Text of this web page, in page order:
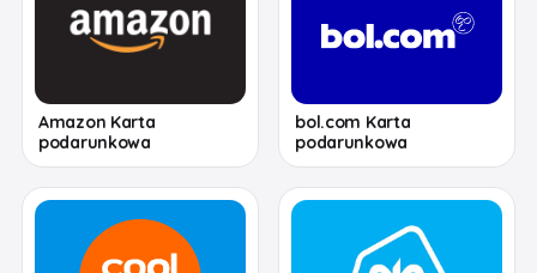
Amazon Karta
podarunkowa
bol.com Karta
podarunkowa